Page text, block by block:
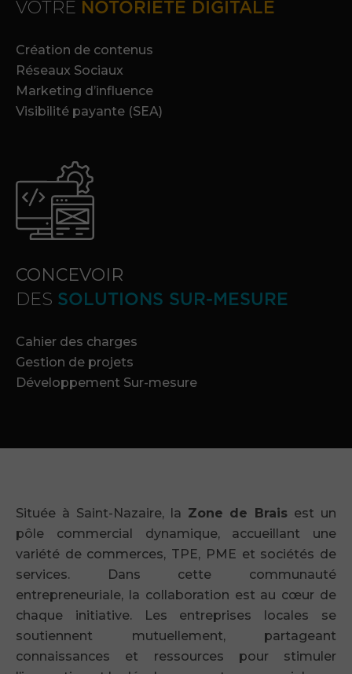
VOTRE NOTORIÉTÉ DIGITALE
Création de contenus
Réseaux Sociaux
Marketing d’influence
Visibilité payante (SEA)
CONCEVOIR
DES SOLUTIONS SUR-MESURE
Cahier des charges
Gestion de projets
Développement Sur-mesure
Située à Saint-Nazaire, la Zone de Brais est un
pôle commercial dynamique, accueillant une
variété de commerces, TPE, PME et sociétés de
services. Dans cette communauté
entrepreneuriale, la collaboration est au cœur de
chaque initiative. Les entreprises locales se
soutiennent mutuellement, partageant
connaissances et ressources pour stimuler